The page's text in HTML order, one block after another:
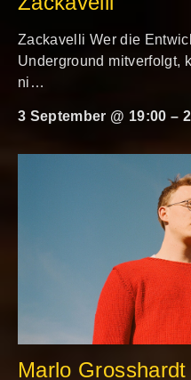
Zackavelli Wer die
Underground mitverfolgt,
ni…
3 September @ 19:00 –
Marlo Grosshardt